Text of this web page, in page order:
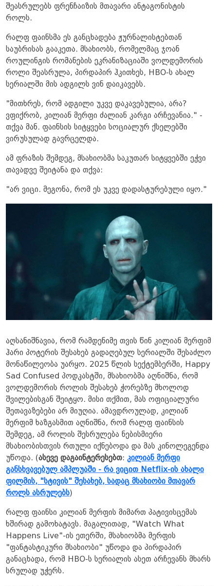
შეასრულებს ფრენჩაიზის მთავარი ანტაგონისტის
როლს.
რალფ ფაინსმა ეს განცხადება ჟურნალისტებთან
საუბრისას გააკეთა. მსახიობს, რომელმაც ჯოან
როულინგის რომანების ეკრანიზაციაში ვოლდემორის
როლი შეასრულა, პირდაპირ ჰკითხეს, HBO-ს ახალ
სერიალში მის ადგილს ვინ დაიკავებს.
"მითხრეს, რომ ადგილი უკვე დაკავებულია, არა?
ვფიქრობ, კილიან მერფი ძალიან კარგი არჩევანია." -
თქვა მან. ფაინსის სიტყვები სოციალურ ქსელებში
ვირუსულად გავრცელდა.
ამ ფრაზის შემდეგ, მსახიობმა საკუთარ სიტყვებში ეჭვი
თავადვე შეიტანა და თქვა:
"არ ვიცი. მეგონა, რომ ეს უკვე დადასტურებული იყო."
აღსანიშნავია, რომ რამდენიმე თვის წინ კილიან მერფიმ
ჰარი პოტერის შესახებ გადაღებულ სერიალში შესაძლო
მონაწილეობა უარყო. 2025 წლის სექტემბერში, Happy
Sad Confused პოდკასტში, მსახიობმა აღნიშნა, რომ
ვოლდემორის როლის შესახებ ჭორებზე მხოლოდ
შვილებისგან შეიტყო. მისი თქმით, მას ოფიციალური
შეთავაზებები არ მიუღია. ამავდროულად, კილიან
მერფიმ ხაზგასმით აღნიშნა, რომ რალფ ფაინსის
შემდეგ, ამ როლის შესრულება ნებისმიერი
მსახიობისთვის რთული იქნებოდა და მას კინოლეგენდა
უწოდა. (ასევე დაგაინტერესებთ: კილიან მერფი
განსხვავებულ ამპლუაში - რა ვიცით Netflix-ის ახალი
ფილმის, "სტივის" შესახებ, სადაც მსახიობი მთავარ
როლს ასრულებს)
რალფ ფაინსი კილიან მერფის მიმართ პატივისცემას
ხშირად გამოხატავს. მაგალითად, "Watch What
Happens Live"-ის ეთერში, მსახიობმა მერფის
"ფანტასტიკური მსახიობი" უწოდა და პირდაპირ
განაცხადა, რომ HBO-ს სერიალის ასეთ არჩევანს მხარს
სრულად უჭერს.